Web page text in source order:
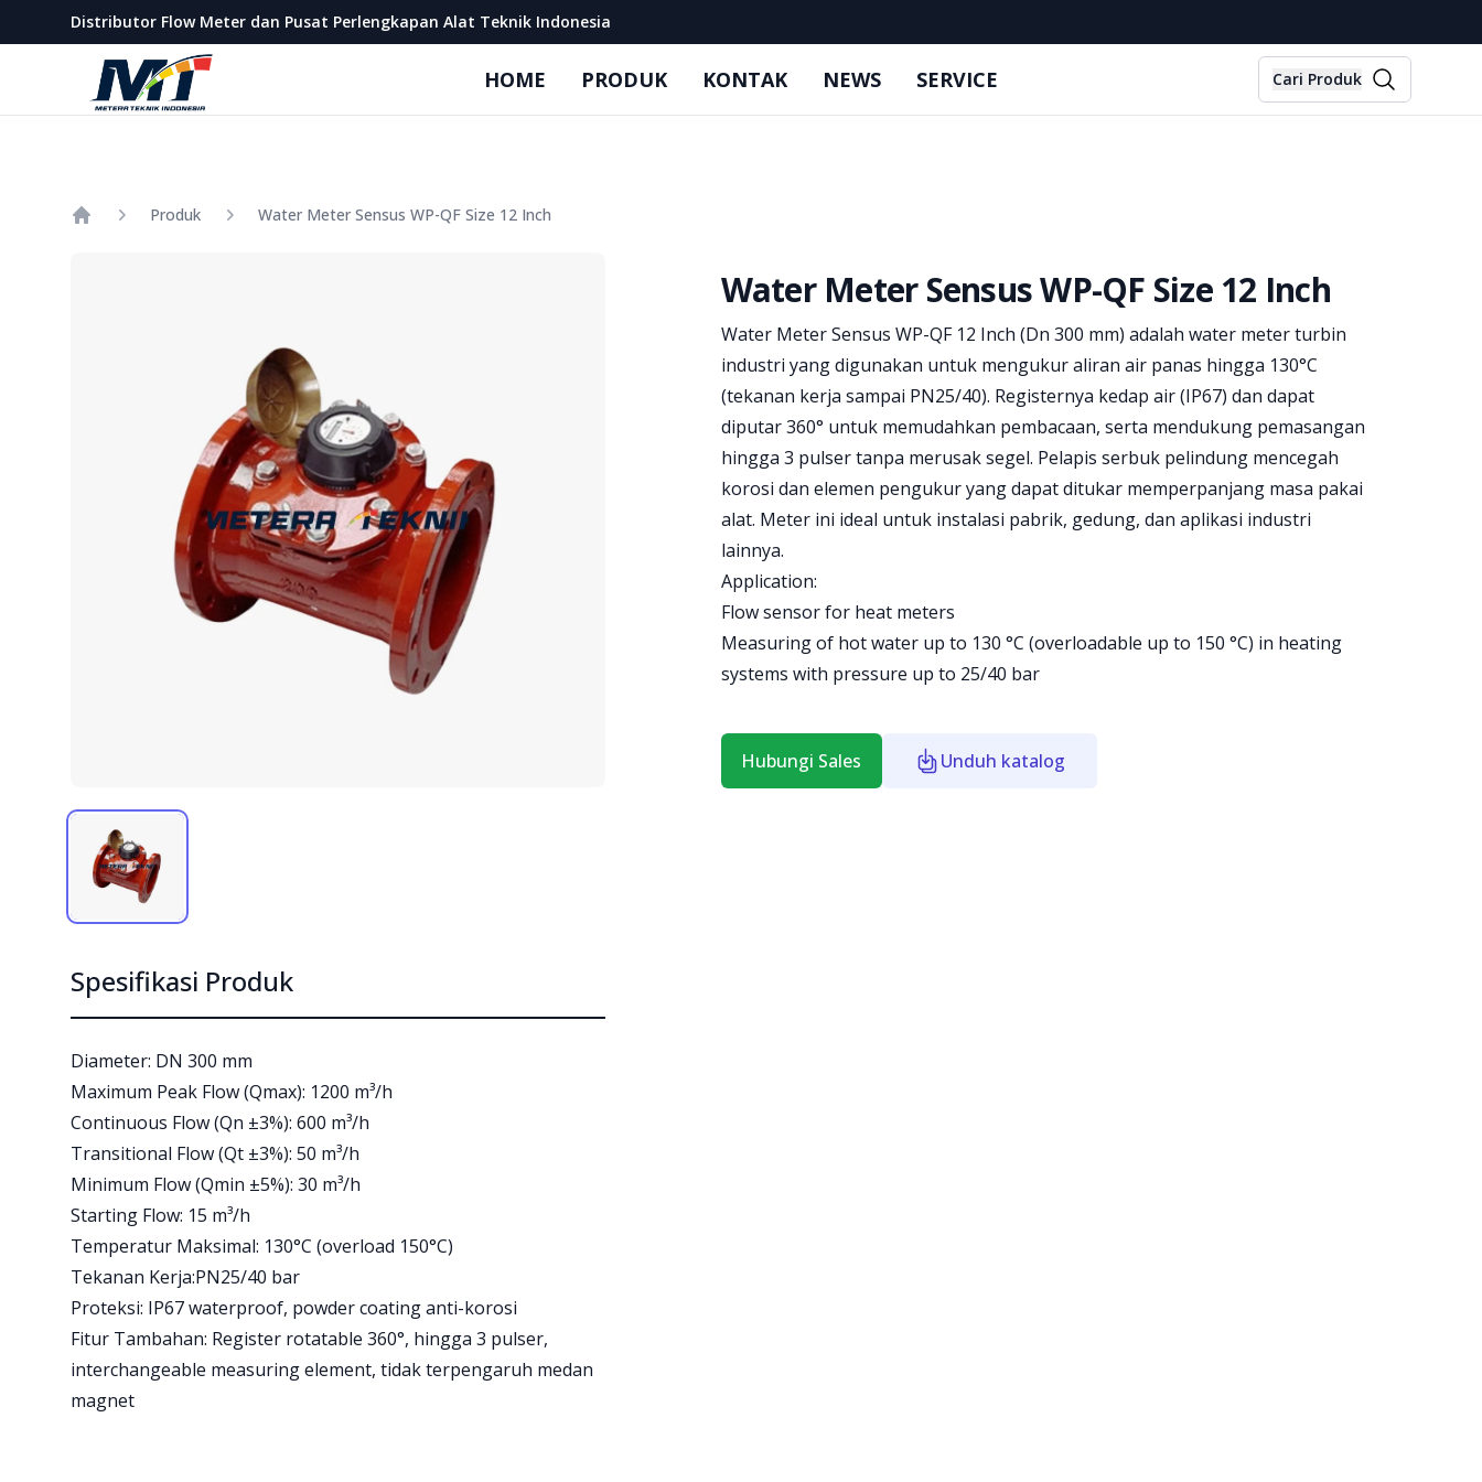
Distributor Flow Meter dan Pusat Perlengkapan Alat Teknik Indonesia
Metera Teknik Indonesia
HOME PRODUK KONTAK NEWS SERVICE Cari Produk
Produk Water Meter Sensus WP-QF Size 12 Inch
Water Meter Sensus WP-QF Size 12 Inch
Product information
Water Meter Sensus WP-QF 12 Inch (Dn 300 mm) adalah water meter turbin
industri yang digunakan untuk mengukur aliran air panas hingga 130°C
(tekanan kerja sampai PN25/40). Registernya kedap air (IP67) dan dapat
diputar 360° untuk memudahkan pembacaan, serta mendukung pemasangan
hingga 3 pulser tanpa merusak segel. Pelapis serbuk pelindung mencegah
korosi dan elemen pengukur yang dapat ditukar memperpanjang masa pakai
alat. Meter ini ideal untuk instalasi pabrik, gedung, dan aplikasi industri
lainnya.
Application:
Flow sensor for heat meters
Measuring of hot water up to 130 °C (overloadable up to 150 °C) in heating
systems with pressure up to 25/40 bar
Hubungi Sales Unduh katalog
Spesifikasi Produk
Diameter: DN 300 mm
Maximum Peak Flow (Qmax): 1200 m³/h
Continuous Flow (Qn ±3%): 600 m³/h
Transitional Flow (Qt ±3%): 50 m³/h
Minimum Flow (Qmin ±5%): 30 m³/h
Starting Flow: 15 m³/h
Temperatur Maksimal: 130°C (overload 150°C)
Tekanan Kerja:PN25/40 bar
Proteksi: IP67 waterproof, powder coating anti-korosi
Fitur Tambahan: Register rotatable 360°, hingga 3 pulser,
interchangeable measuring element, tidak terpengaruh medan
magnet